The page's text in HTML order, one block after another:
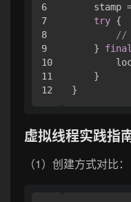
6
7
8
9
10
11
stamp
try {
//
    }
    }
虚拟线程实践指
（1）创建方式对比：